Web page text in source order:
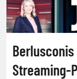
Berlusconis
Streaming-